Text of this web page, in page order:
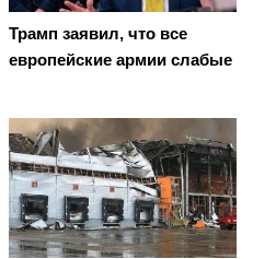
Трамп заявил, что все
европейские армии слабые